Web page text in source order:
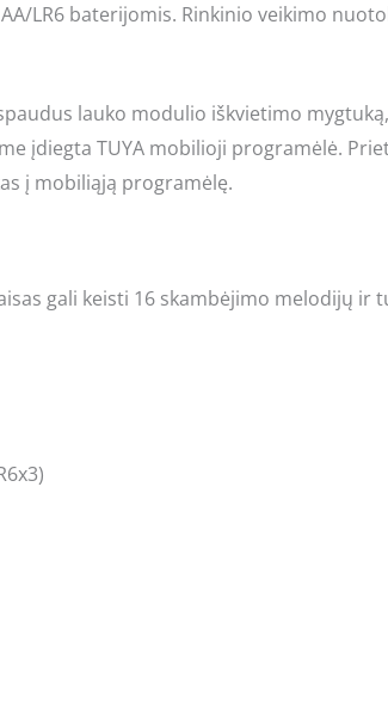
LR6 baterijomis. Rinkinio veikimo
lauko modulio iškvietimo
įdiegta TUYA mobilioji programėlė.
į mobiliąją programėlę.
gali keisti 16 skambėjimo melodijų ir